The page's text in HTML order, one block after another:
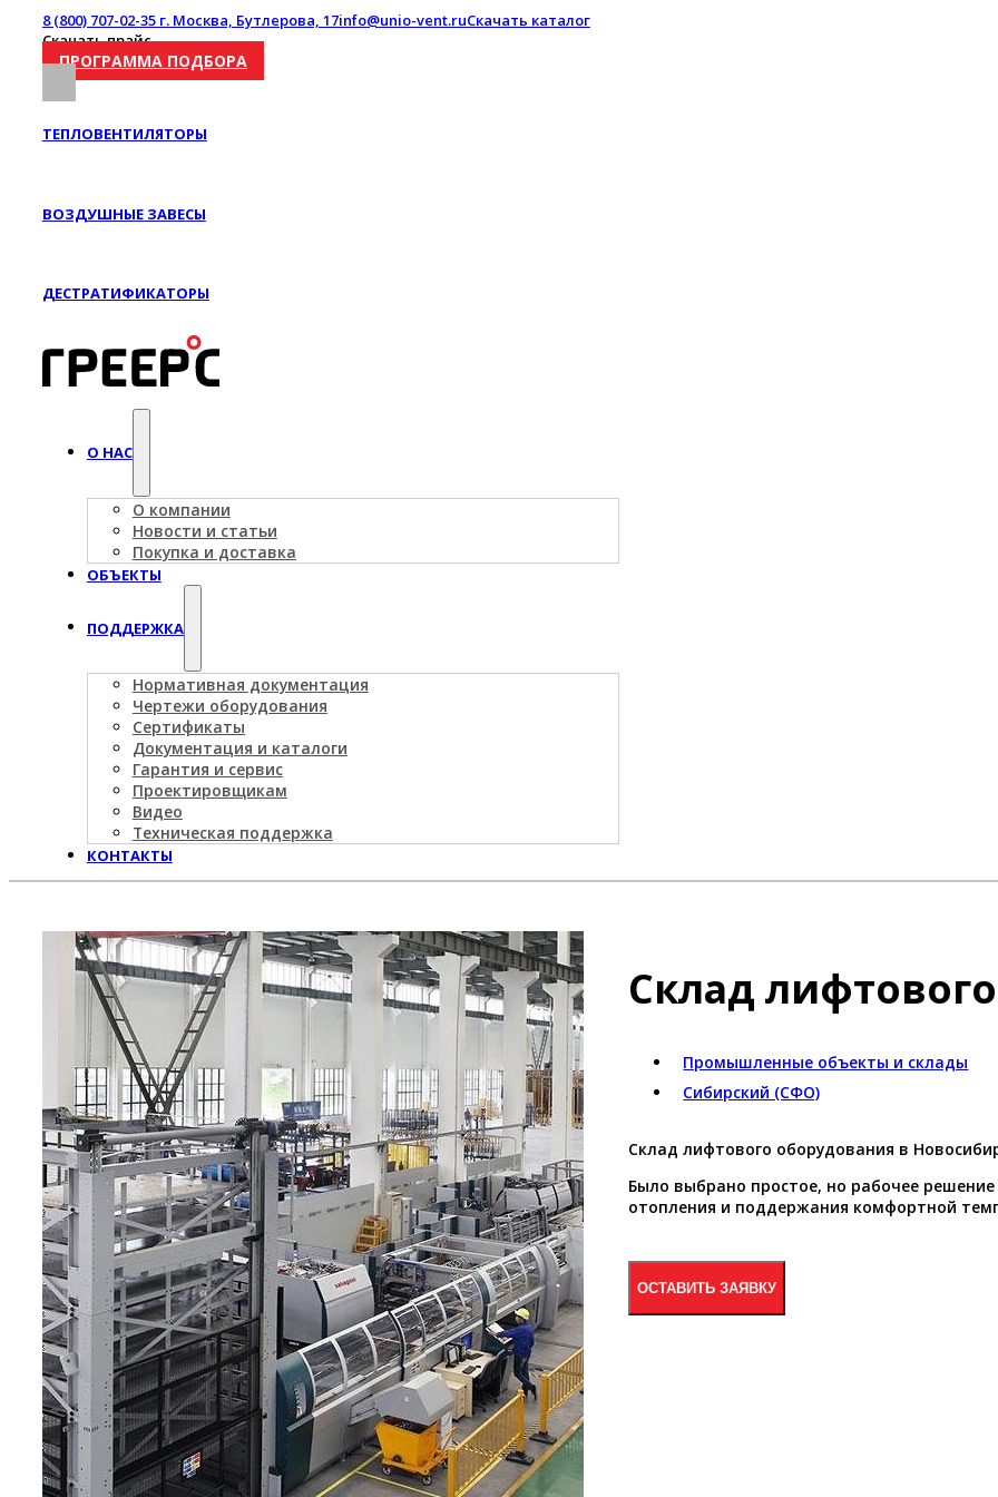
8 (800) 707-02-35г. Москва, Бутлерова, 17info@unio-vent.ruСкачать каталог
Скачать прайс
ПРОГРАММА ПОДБОРА
ТЕПЛОВЕНТИЛЯТОРЫ
ВОЗДУШНЫЕ ЗАВЕСЫ
ДЕСТРАТИФИКАТОРЫ
О НАС
О компании
Новости и статьи
Покупка и доставка
ОБЪЕКТЫ
ПОДДЕРЖКА
Нормативная документация
Чертежи оборудования
Сертификаты
Документация и каталоги
Гарантия и сервис
Проектировщикам
Видео
Техническая поддержка
КОНТАКТЫ
Склад
Промышленные объекты и склады
Сибирский (СФО)
Склад лифтового оборудования в
Было выбрано простое, но рабочее
отопления и поддержания комфортной
ОСТАВИТЬ ЗАЯВКУ